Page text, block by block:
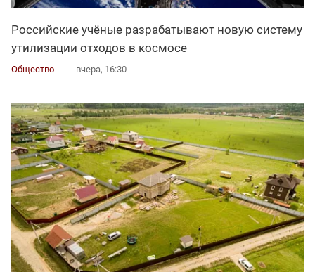
Российские учёные разрабатывают новую систему
утилизации отходов в космосе
Общество вчера, 16:30